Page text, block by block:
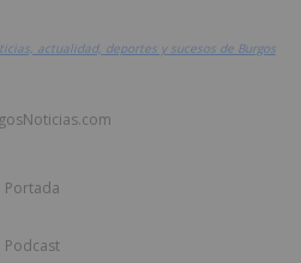
actualidad, deportes y sucesos de Burgos
Portada
Podcast